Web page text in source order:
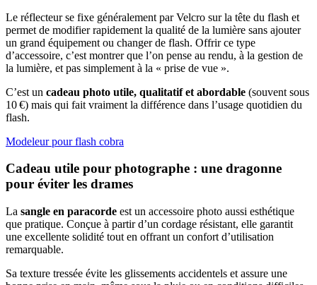
Le réflecteur se fixe généralement par Velcro sur la tête du flash et
permet de modifier rapidement la qualité de la lumière sans ajouter
un grand équipement ou changer de flash. Offrir ce type
d’accessoire, c’est montrer que l’on pense au rendu, à la gestion de
la lumière, et pas simplement à la « prise de vue ».
C’est un cadeau photo utile, qualitatif et abordable (souvent sous
10 €) mais qui fait vraiment la différence dans l’usage quotidien du
flash.
Modeleur pour flash cobra
Cadeau utile pour photographe : une dragonne
pour éviter les drames
La sangle en paracorde est un accessoire photo aussi esthétique
que pratique. Conçue à partir d’un cordage résistant, elle garantit
une excellente solidité tout en offrant un confort d’utilisation
remarquable.
Sa texture tressée évite les glissements accidentels et assure une